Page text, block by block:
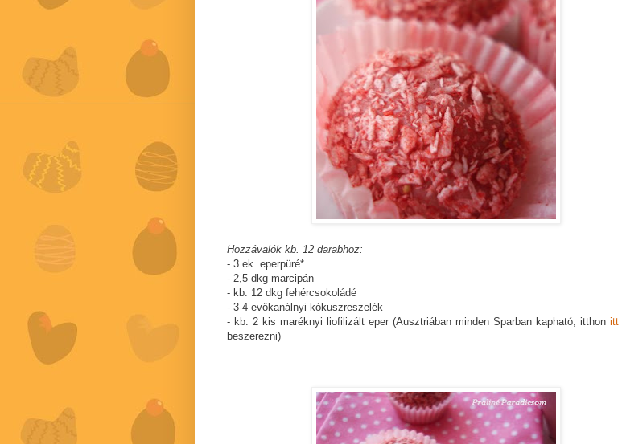
Hozzávalók kb. 12 darabhoz:
- 3 ek. eperpüré*
- 2,5 dkg marcipán
- kb. 12 dkg fehércsokoládé
- 3-4 evőkanálnyi kókuszreszelék
- kb. 2 kis maréknyi liofilizált eper (Ausztriában minden Sparban kapható; itthon itt
beszerezni)